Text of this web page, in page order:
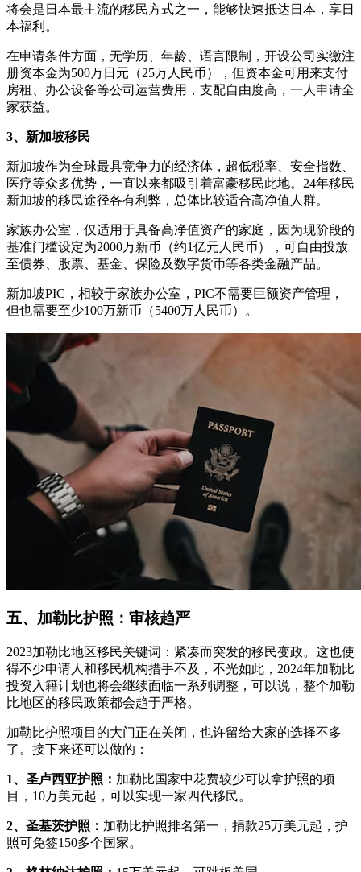
将会是日本最主流的移民方式之一，能够快速抵达日本，享日
本福利。
在申请条件方面，无学历、年龄、语言限制，开设公司实缴注
册资本金为500万日元（25万人民币），但资本金可用来支付
房租、办公设备等公司运营费用，支配自由度高，一人申请全
家获益。
3、新加坡移民
新加坡作为全球最具竞争力的经济体，超低税率、安全指数、
医疗等众多优势，一直以来都吸引着富豪移民此地。24年移民
新加坡的移民途径各有利弊，总体比较适合高净值人群。
家族办公室，仅适用于具备高净值资产的家庭，因为现阶段的
基准门槛设定为2000万新币（约1亿元人民币），可自由投放
至债券、股票、基金、保险及数字货币等各类金融产品。
新加坡PIC，相较于家族办公室，PIC不需要巨额资产管理，
但也需要至少100万新币（5400万人民币）。
五、加勒比护照：审核趋严
2023加勒比地区移民关键词：紧凑而突发的移民变政。这也使
得不少申请人和移民机构措手不及，不光如此，2024年加勒比
投资入籍计划也将会继续面临一系列调整，可以说，整个加勒
比地区的移民政策都会趋于严格。
加勒比护照项目的大门正在关闭，也许留给大家的选择不多
了。接下来还可以做的：
1、圣卢西亚护照： 加勒比国家中花费较少可以拿护照的项
目，10万美元起，可以实现一家四代移民。
2、圣基茨护照： 加勒比护照排名第一，捐款25万美元起，护
照可免签150多个国家。